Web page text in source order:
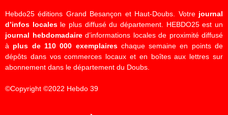
Hebdo25 éditions Grand Besançon et Haut-Doubs. Votre journal
d’infos localesle plus diffusé du département. HEBDO25 est un
journal hebdomadaired’informations locales de proximité diffusé
à plus de 110 000 exemplaireschaque semaine en points de
dépôts dans vos commerces locaux et en boîtes aux lettres sur
abonnement dans le département du Doubs.
©Copyright ©2022 Hebdo 39